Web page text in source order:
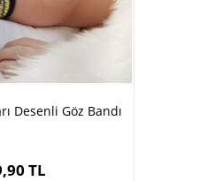
Desenli Göz Bandı
TL